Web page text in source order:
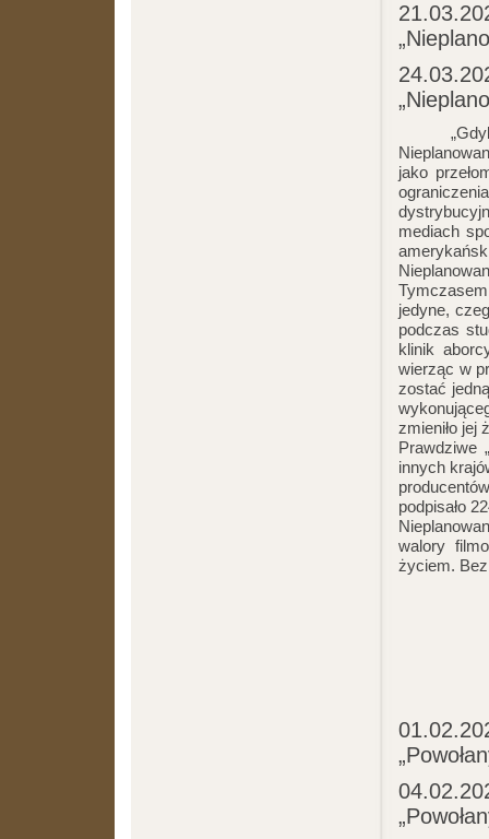
„Gdybyś
jako
mediach
jedyne,
podczas
klinik
wierząc w
zostać
zmieniło
Prawdziwe
innych
podpisało
walory
życiem.